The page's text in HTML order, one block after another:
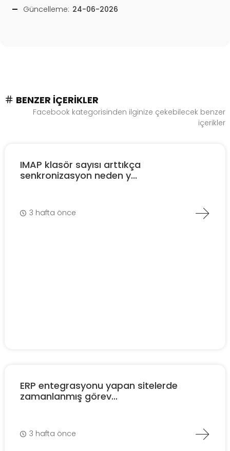
Güncelleme: 24-06-2026
BENZER İÇERIKLER
Facebook kategorisinden ilginize çekebilecek benzer
içerikler
IMAP klasör sayısı arttıkça
senkronizasyon neden y...
3 hafta önce
ERP entegrasyonu yapan sitelerde
zamanlanmış görev...
3 hafta önce